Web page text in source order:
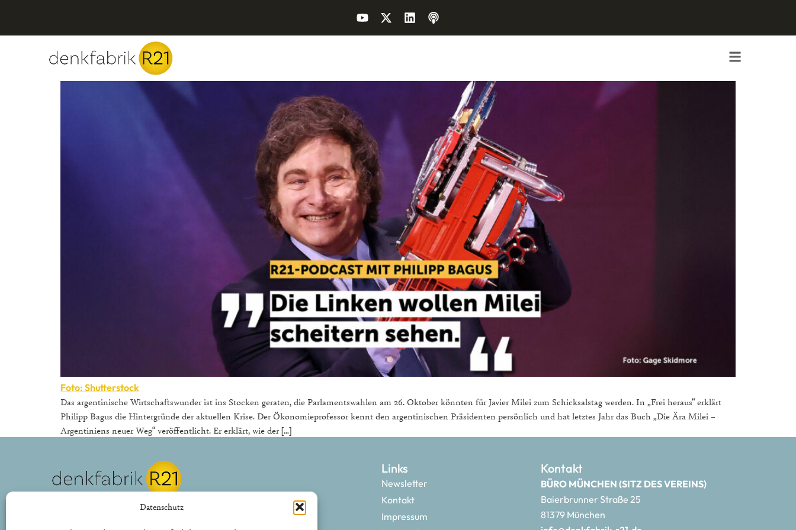
Datenschutz
Foto: Shutterstock
Das argentinische Wirtschaftswunder ist ins Stocken geraten, die Parlamentswahlen am 26. Oktober könnten für Javier Milei zum Schicksalstag werden. In „Frei heraus“ erklärt
Philipp Bagus die Hintergründe der aktuellen Krise. Der Ökonomieprofessor kennt den argentinischen Präsidenten persönlich und hat letztes Jahr das Buch „Die Ära Milei –
Argentiniens neuer Weg“ veröffentlicht. Er erklärt, wie der […]
Links
Newsletter
Kontakt
Impressum
Kontakt
BÜRO MÜNCHEN (SITZ DES VEREINS)
Baierbrunner Straße 25
81379 München